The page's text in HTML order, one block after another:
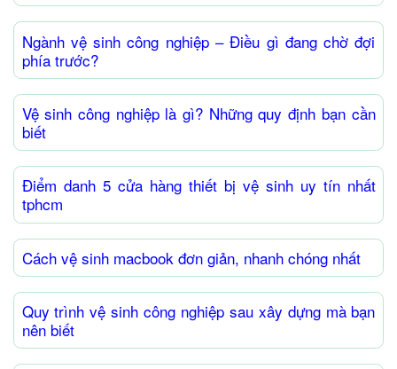
Ngành vệ sinh công nghiệp – Điều gì đang chờ đợi
phía trước?
Vệ sinh công nghiệp là gì? Những quy định bạn cần
biết
Điểm danh 5 cửa hàng thiết bị vệ sinh uy tín nhất
tphcm
Cách vệ sinh macbook đơn giản, nhanh chóng nhất
Quy trình vệ sinh công nghiệp sau xây dựng mà bạn
nên biết